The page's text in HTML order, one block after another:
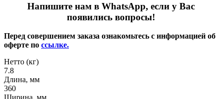
Напишите нам в WhatsApp, если у Вас
появились вопросы!
Перед совершением заказа ознакомьтесь с информацией об
оферте по ссылке.
Нетто (кг)
7.8
Длина, мм
360